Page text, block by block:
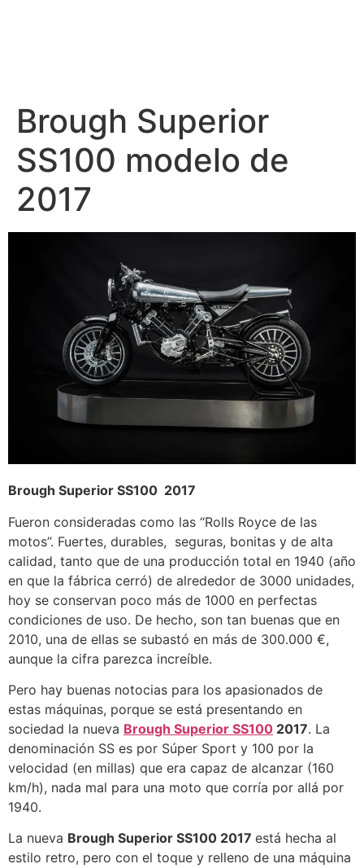
Brough Superior
SS100 modelo de
2017
Brough Superior SS100 2017
Fueron consideradas como las “Rolls Royce de las
motos”. Fuertes, durables, seguras, bonitas y de alta
calidad, tanto que de una producción total en 1940 (año
en que la fábrica cerró) de alrededor de 3000 unidades,
hoy se conservan poco más de 1000 en perfectas
condiciones de uso. De hecho, son tan buenas que en
2010, una de ellas se subastó en más de 300.000 €,
aunque la cifra parezca increíble.
Pero hay buenas notocias para los apasionados de
estas máquinas, porque se está presentando en
sociedad la nueva Brough Superior SS100 2017. La
denominación SS es por Súper Sport y 100 por la
velocidad (en millas) que era capaz de alcanzar (160
km/h), nada mal para una moto que corría por allá por
1940.
La nueva Brough Superior SS100 2017 está hecha al
estilo retro, pero con el toque y relleno de una máquina